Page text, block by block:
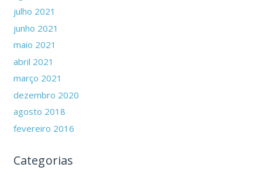
julho 2021
junho 2021
maio 2021
abril 2021
março 2021
dezembro 2020
agosto 2018
fevereiro 2016
Categorias